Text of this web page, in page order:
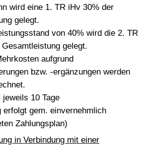
wird eine 1. TR iHv 30% der
gelegt.
von 40% wird die 2. TR
gelegt.
aufgrund
bzw. -ergänzungen werden
10 Tage
erfolgt gem. einvernehmlich
Zahlungsplan)
in Verbindung mit einer